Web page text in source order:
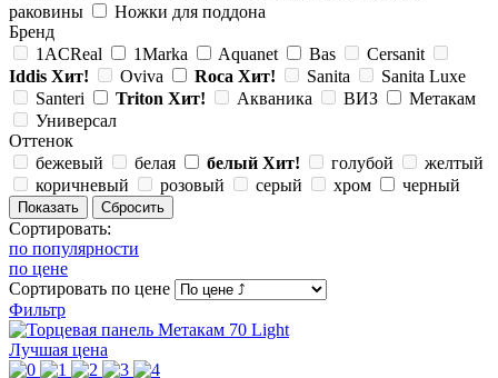
раковины
Ножки для поддона
Бренд
1ACReal
1Marka Aquanet Bas
Cersanit
Iddis Хит! Oviva Roca Хит! Sanita
Sanita Luxe
Santeri
Triton Хит! Акваника ВИЗ
Метакам
Универсал
Оттенок
бежевый
белая белый Хит! голубой
желтый
коричневый
розовый серый хром черный
Сортировать:
по популярности
по цене
Сортировать по цене
Фильтр
Лучшая цена